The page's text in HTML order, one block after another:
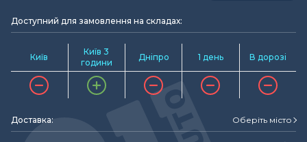
Доступний для замовлення на складах:
Київ
Київ 3
години
Дніпро 1 день В дорозі
Доставка: Оберіть місто